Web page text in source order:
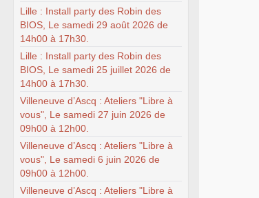
Lille : Install party des Robin des
BIOS, Le samedi 29 août 2026 de
14h00 à 17h30.
Lille : Install party des Robin des
BIOS, Le samedi 25 juillet 2026 de
14h00 à 17h30.
Villeneuve d’Ascq : Ateliers "Libre à
vous", Le samedi 27 juin 2026 de
09h00 à 12h00.
Villeneuve d’Ascq : Ateliers "Libre à
vous", Le samedi 6 juin 2026 de
09h00 à 12h00.
Villeneuve d’Ascq : Ateliers "Libre à